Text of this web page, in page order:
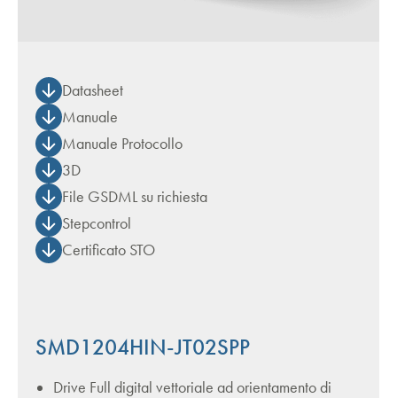
Datasheet
Manuale
Manuale Protocollo
3D
File GSDML su richiesta
Stepcontrol
Certificato STO
SMD1204HIN-JT02SPP
Drive Full digital vettoriale ad orientamento di